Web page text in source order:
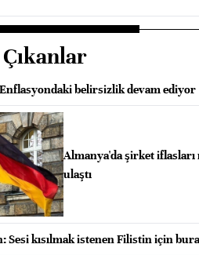
belirsizlik devam ediyor
Almanya'da şirket
ulaştı
Sesi kısılmak istenen Filistin için